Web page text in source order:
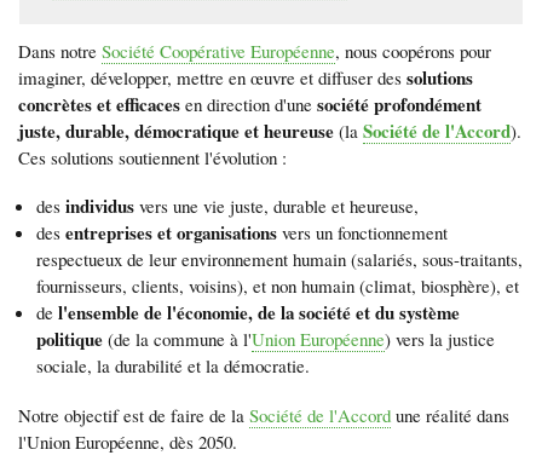
Dans notre Société Coopérative Européenne, nous coopérons pour
imaginer, développer, mettre en œuvre et diffuser des solutions
concrètes et efficaces en direction d'une société profondément
juste, durable, démocratique et heureuse (la Société de l'Accord).
Ces solutions soutiennent l'évolution :
des individus vers une vie juste, durable et heureuse,
des entreprises et organisations vers un fonctionnement
respectueux de leur environnement humain (salariés, sous-traitants,
fournisseurs, clients, voisins), et non humain (climat, biosphère), et
de l'ensemble de l'économie, de la société et du système
politique (de la commune à l'Union Européenne) vers la justice
sociale, la durabilité et la démocratie.
Notre objectif est de faire de la Société de l'Accord une réalité dans
l'Union Européenne, dès 2050.